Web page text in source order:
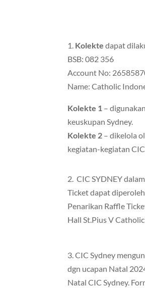
1. Kolektedapat
BSB: 082 356
Account No:
Name: Catholic
Kolekte 1 –
keuskupan Sydney.
Kolekte 2 – dikelola
kegiatan-kegiatan
2. CIC SYDNEY
Ticket dapat
Penarikan Raffle
Hall St.Pius V
3. CIC Sydney
dgn ucapan Natal
Natal CIC Sydney.